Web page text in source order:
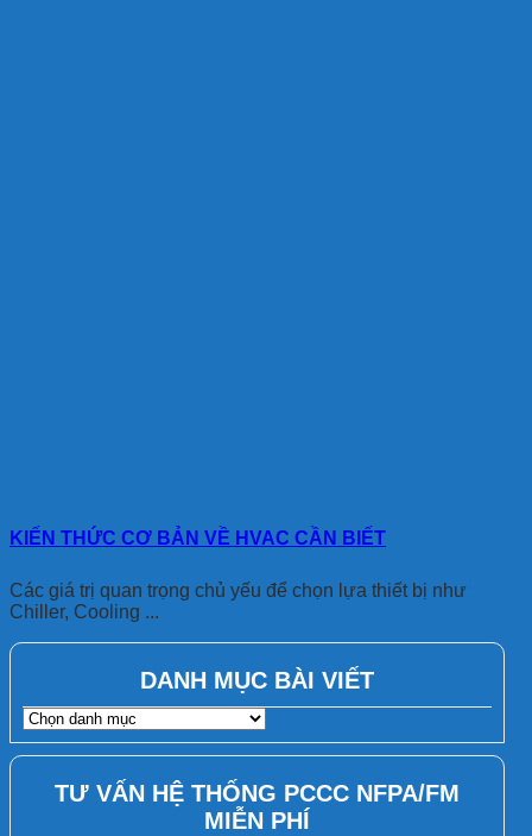
KIẾN THỨC CƠ BẢN VỀ HVAC CẦN BIẾT
Các giá trị quan trọng chủ yếu để chọn lựa thiết bị như
Chiller, Cooling ...
DANH MỤC BÀI VIẾT
DANH
MỤC
BÀI
VIẾTTƯ VẤN HỆ THỐNG PCCC NFPA/FM
MIỄN PHÍ